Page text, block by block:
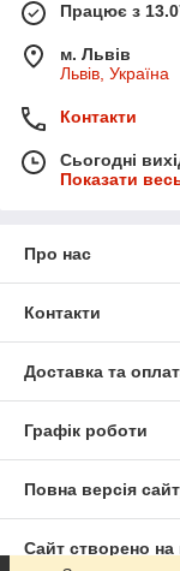
Працює з
м. Львів
Львів, Україна
Контакти
Сьогодні
Показати
Про нас
Контакти
Доставка та
Графік роботи
Повна версія
Сайт створено на